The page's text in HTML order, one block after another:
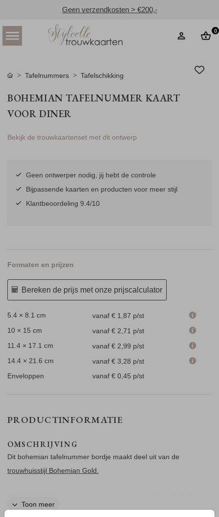
Geen verzendkosten > €200,-
0
Tafelnummers Tafelschikking
BOHEMIAN TAFELNUMMER KAART
VOOR DINER
Bekijk de trouwkaartenset met dit ontwerp
Geen ontwerper nodig, jij hebt de controle
Bijpassende kaarten en producten voor meer stijl
Klantbeoordeling 9.4/10
Formaten en prijzen
Bereken de prijs met onze prijscalculator
5.4 × 8.1 cm vanaf € 1,87 p/st
10 × 15 cm
vanaf € 2,71 p/st
11.4 × 17.1 cm
vanaf € 2,99 p/st
14.4 × 21.6 cm
vanaf € 3,28 p/st
Enveloppen
vanaf € 0,45 p/st
PRODUCTINFORMATIE
OMSCHRIJVING
Dit bohemian tafelnummer bordje maakt deel uit van de
trouwhuisstijl Bohemian Gold.
de voor- en achterkant wordt het nummer in goudfolie
Toon meer